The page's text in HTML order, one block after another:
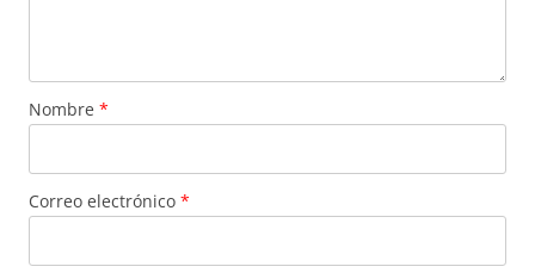
Nombre *
Correo electrónico *